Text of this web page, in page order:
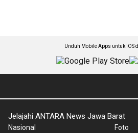
Unduh Mobile Apps untuk iOS
Jelajahi ANTARA News Jawa Barat
Nasional Foto